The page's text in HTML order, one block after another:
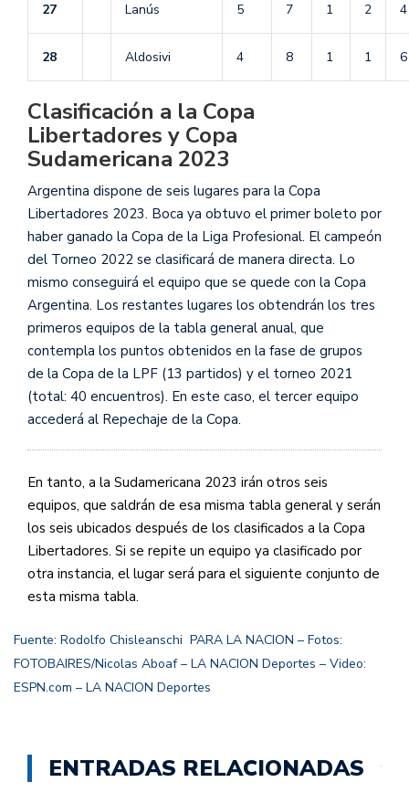
27 Lanús 5 7 1 2 4
28 Aldosivi 4 8 1 1 6
Clasificación a la Copa
Libertadores y Copa
Sudamericana 2023
Argentina dispone de seis lugares para la Copa
Libertadores 2023. Boca ya obtuvo el primer boleto por
haber ganado la Copa de la Liga Profesional. El campeón
del Torneo 2022 se clasificará de manera directa. Lo
mismo conseguirá el equipo que se quede con la Copa
Argentina. Los restantes lugares los obtendrán los tres
primeros equipos de la tabla general anual, que
contempla los puntos obtenidos en la fase de grupos
de la Copa de la LPF (13 partidos) y el torneo 2021
(total: 40 encuentros). En este caso, el tercer equipo
accederá al Repechaje de la Copa.
En tanto, a la Sudamericana 2023 irán otros seis
equipos, que saldrán de esa misma tabla general y serán
los seis ubicados después de los clasificados a la Copa
Libertadores. Si se repite un equipo ya clasificado por
otra instancia, el lugar será para el siguiente conjunto de
esta misma tabla.
Fuente: Rodolfo Chisleanschi PARA LA NACION – Fotos:
FOTOBAIRES/Nicolas Aboaf – LA NACION Deportes – Video:
ESPN.com – LA NACION Deportes
ENTRADAS RELACIONADAS